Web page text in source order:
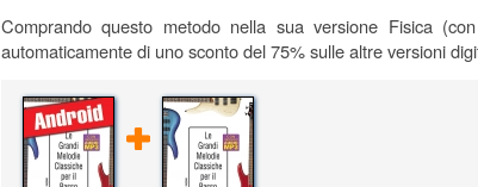
Comprando questo metodo nella sua versione Fisica
automaticamente di uno sconto del 75% sulle altre versioni